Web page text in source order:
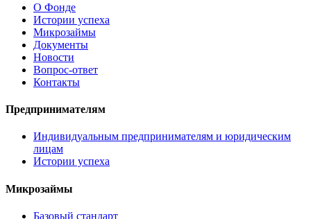
О Фонде
Истории успеха
Микрозаймы
Документы
Новости
Вопрос-ответ
Контакты
Предпринимателям
Индивидуальным предпринимателям и юридическим
лицам
Истории успеха
Микрозаймы
Базовый стандарт